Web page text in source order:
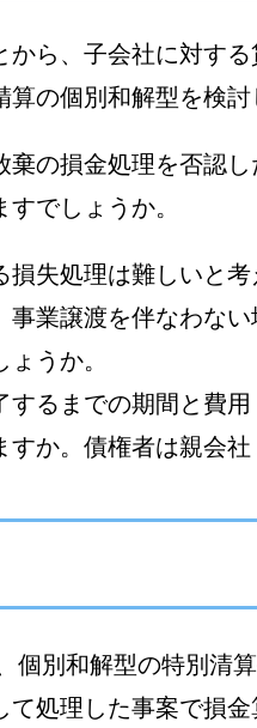
ら、子会社に対す
の個別和解型を検討
棄の損金処理を否認
でしょうか。
失処理は難しいと考
業譲渡を伴なわな
うか。
るまでの期間と費用
か。債権者は親会社
個別和解型の特別清
処理した事案で損